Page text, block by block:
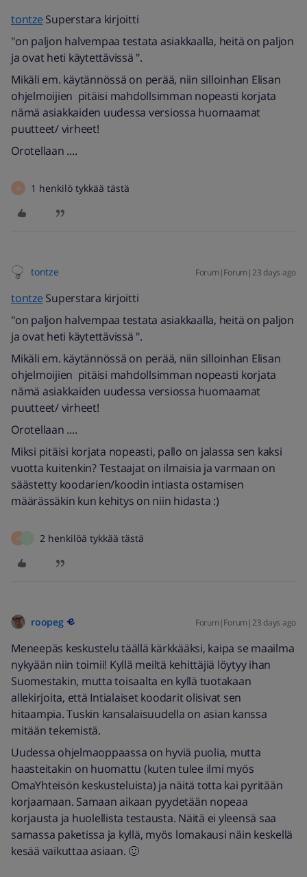
tontze Superstara kirjoitti
"on paljon halvempaa testata asiakkaalla, heitä on paljon
ja ovat heti käytettävissä ".
Mikäli em. käytännössä on perää, niin silloinhan Elisan
ohjelmoijien pitäisi mahdollsimman nopeasti korjata
nämä asiakkaiden uudessa versiossa huomaamat
puutteet/ virheet!
Orotellaan ....
H 1 henkilö tykkää tästä
tontze Forum|Forum|23 days ago
tontze Superstara kirjoitti
"on paljon halvempaa testata asiakkaalla, heitä on paljon
ja ovat heti käytettävissä ".
Mikäli em. käytännössä on perää, niin silloinhan Elisan
ohjelmoijien pitäisi mahdollsimman nopeasti korjata
nämä asiakkaiden uudessa versiossa huomaamat
puutteet/ virheet!
Orotellaan ....
Miksi pitäisi korjata nopeasti, pallo on jalassa sen kaksi
vuotta kuitenkin? Testaajat on ilmaisia ja varmaan on
säästetty koodarien/koodin intiasta ostamisen
määrässäkin kun kehitys on niin hidasta :)
H 2 henkilöä tykkää tästä
roopeg Forum|Forum|23 days ago
Meneepäs keskustelu täällä kärkkääksi, kaipa se maailma
nykyään niin toimii! Kyllä meiltä kehittäjiä löytyy ihan
Suomestakin, mutta toisaalta en kyllä tuotakaan
allekirjoita, että Intialaiset koodarit olisivat sen
hitaampia. Tuskin kansalaisuudella on asian kanssa
mitään tekemistä.
Uudessa ohjelmaoppaassa on hyviä puolia, mutta
haasteitakin on huomattu (kuten tulee ilmi myös
OmaYhteisön keskusteluista) ja näitä totta kai pyritään
korjaamaan. Samaan aikaan pyydetään nopeaa
korjausta ja huolellista testausta. Näitä ei yleensä saa
samassa paketissa ja kyllä, myös lomakausi näin keskellä
kesää vaikuttaa asiaan. 🙂